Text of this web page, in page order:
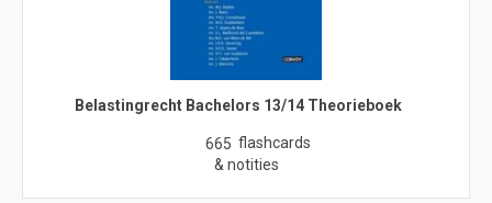
Belastingrecht Bachelors 13/14 Theorieboek
665 flashcards
& notities